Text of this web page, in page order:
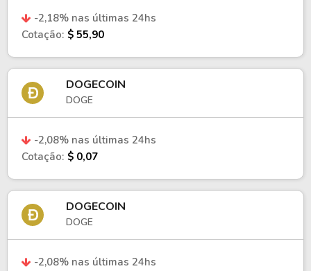
-2,18% nas últimas 24hs
Cotação: $ 55,90
DOGECOIN
DOGE
-2,08% nas últimas 24hs
Cotação: $ 0,07
DOGECOIN
DOGE
-2,08% nas últimas 24hs